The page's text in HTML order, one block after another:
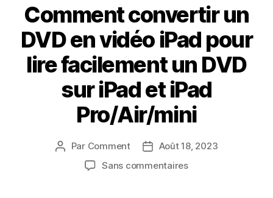
A
o
o
Comment convertir un
DVD en vidéo iPad pour
lire facilement un DVD
sur iPad et iPad
Pro/Air/mini
Auteur
message
Par Comment
DateAoût 18, 2023
Sans commentairessur